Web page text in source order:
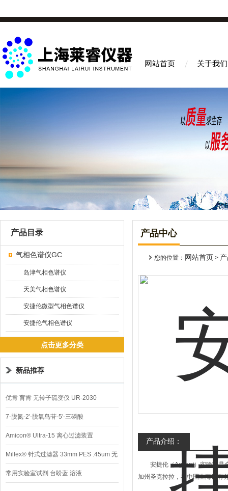
网站首页 关于我们
产品目录
气相色谱仪GC
岛津气相色谱仪
天美气相色谱仪
安捷伦微型气相色谱仪
安捷伦气相色谱仪
点击更多分类
新品推荐
优肯 育肯 无转子硫变仪 UR-2030
7-脱氮-2′-脱氧鸟苷-5′-三磷酸
Amicon® Ultra-15 离心过滤装置
Millex® 针式过滤器 33mm PES .45um 无
菌
常用实验室试剂 台盼蓝 溶液
产品中心
您的位置： 网站首页 >
产品介绍：
安捷伦（Agilent）实验室是
加州圣克拉拉，在中国上海设有